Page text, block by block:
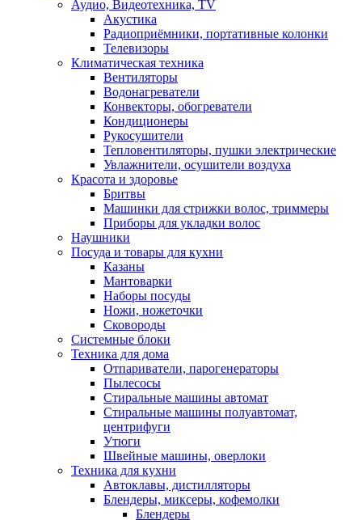
Аудио, Видеотехника, TV
Акустика
Радиоприёмники, портативные колонки
Телевизоры
Климатическая техника
Вентиляторы
Водонагреватели
Конвекторы, обогреватели
Кондиционеры
Рукосушители
Тепловентиляторы, пушки электрические
Увлажнители, осушители воздуха
Красота и здоровье
Бритвы
Машинки для стрижки волос, триммеры
Приборы для укладки волос
Наушники
Посуда и товары для кухни
Казаны
Мантоварки
Наборы посуды
Ножи, ножеточки
Сковороды
Системные блоки
Техника для дома
Отпариватели, парогенераторы
Пылесосы
Стиральные машины автомат
Стиральные машины полуавтомат,
центрифуги
Утюги
Швейные машины, оверлоки
Техника для кухни
Автоклавы, дистилляторы
Блендеры, миксеры, кофемолки
Блендеры